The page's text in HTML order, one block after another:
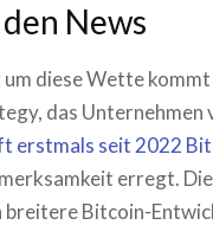
News
diese Wette
das Unternehmen
erstmals seit 2022
erregt.
Bitcoin-